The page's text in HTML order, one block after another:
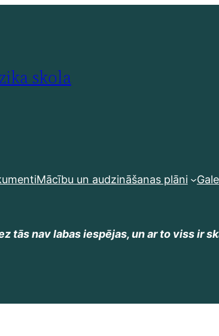
skola
Mācību un audzināšanas plāni
tās nav labas iespējas, un ar to viss ir